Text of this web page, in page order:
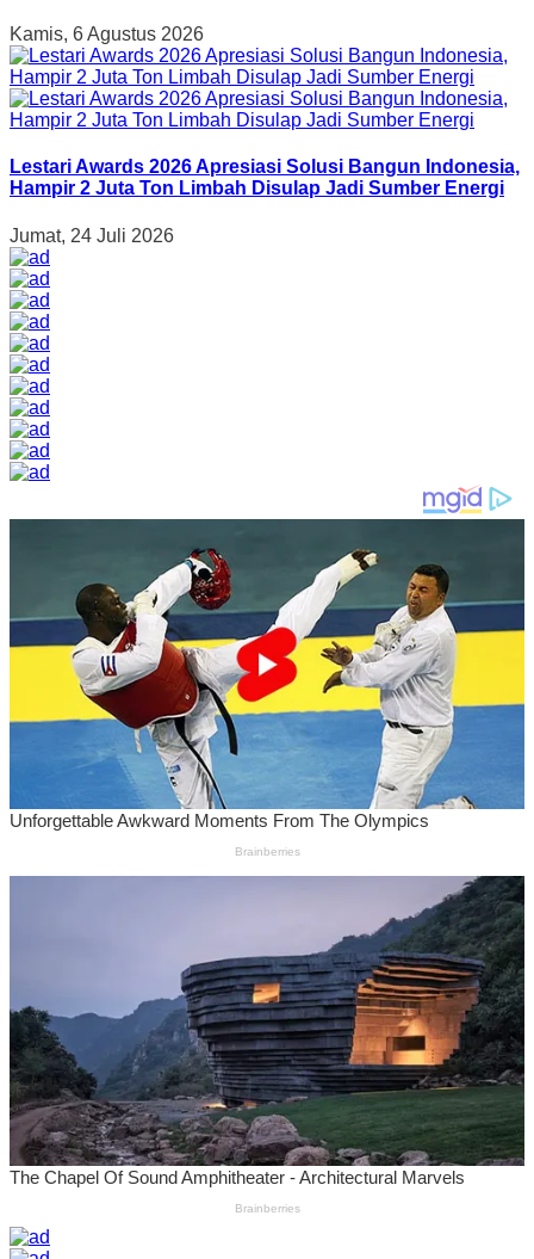
Kamis, 6 Agustus 2026
Lestari Awards 2026 Apresiasi Solusi Bangun Indonesia,
Hampir 2 Juta Ton Limbah Disulap Jadi Sumber Energi
Jumat, 24 Juli 2026